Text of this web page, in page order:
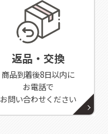
返品・交換
商品到着後8日以内に
お電話で
お問い合わせください